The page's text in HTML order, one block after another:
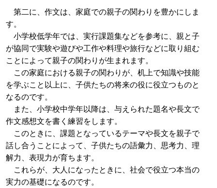
第二に、作文は、家庭での親子の関わりを豊かにしま
す。
小学校低学年では、実行課題集などを参考に、親と子
が協同で実験や遊びや工作や料理や旅行などに取り組む
ことによって親子の関わりが生まれます。
この家庭における親子の関わりが、机上で知識や技能
を学ぶこと以上に、子供たちの将来の役に役立つものと
なるのです。
また、小学校中学年以降は、与えられた題名や長文で
作文感想文を書く練習をします。
このときに、課題となっているテーマや長文を親子で
話し合うことによって、子供たちの語彙力、思考力、理
解力、表現力が育ちます。
これらが、大人になったときに、社会で役立つ本当の
実力の基礎になるのです。